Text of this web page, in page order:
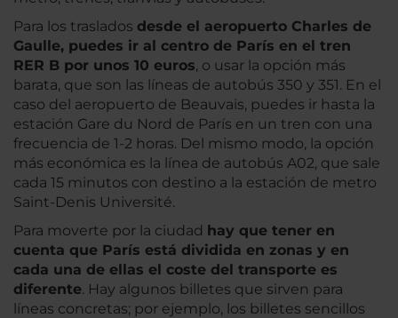
Para los traslados desde el aeropuerto Charles de
Gaulle, puedes ir al centro de París en el tren
RER B por unos 10 euros, o usar la opción más
barata, que son las líneas de autobús 350 y 351. En el
caso del aeropuerto de Beauvais, puedes ir hasta la
estación Gare du Nord de París en un tren con una
frecuencia de 1-2 horas. Del mismo modo, la opción
más económica es la línea de autobús A02, que sale
cada 15 minutos con destino a la estación de metro
Saint-Denis Université.
Para moverte por la ciudad hay que tener en
cuenta que París está dividida en zonas y en
cada una de ellas el coste del transporte es
diferente. Hay algunos billetes que sirven para
líneas concretas; por ejemplo, los billetes sencillos